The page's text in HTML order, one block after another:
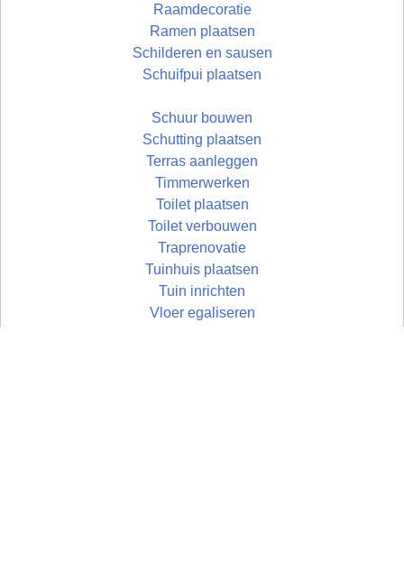
Raamdecoratie
Ramen plaatsen
Schilderen en sausen
Schuifpui plaatsen
Schuur bouwen
Schutting plaatsen
Terras aanleggen
Timmerwerken
Toilet plaatsen
Toilet verbouwen
Traprenovatie
Tuinhuis plaatsen
Tuin inrichten
Vloer egaliseren